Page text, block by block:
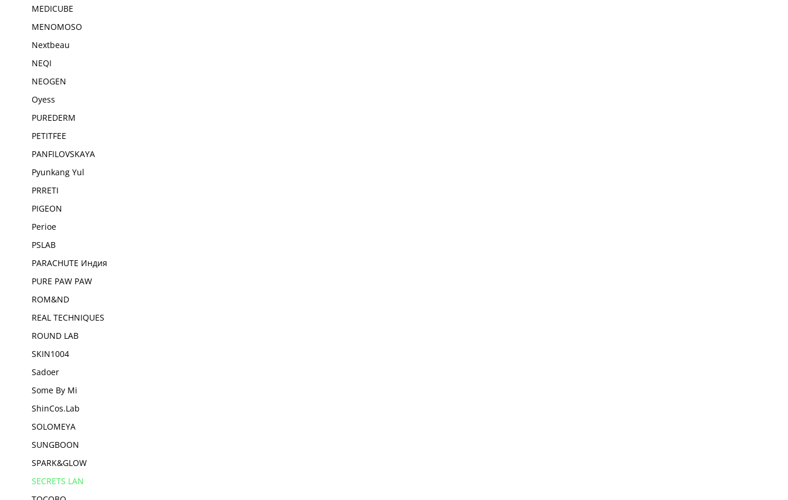
MEDICUBE
MENOMOSO
Nextbeau
NEQI
NEOGEN
Oyess
PUREDERM
PETITFEE
PANFILOVSKAYA
Pyunkang Yul
PRRETI
PIGEON
Perioe
PSLAB
PARACHUTE Индия
PURE PAW PAW
ROM&ND
REAL TECHNIQUES
ROUND LAB
SKIN1004
Sadoer
Some By Mi
ShinCos.Lab
SOLOMEYA
SUNGBOON
SPARK&GLOW
SECRETS LAN